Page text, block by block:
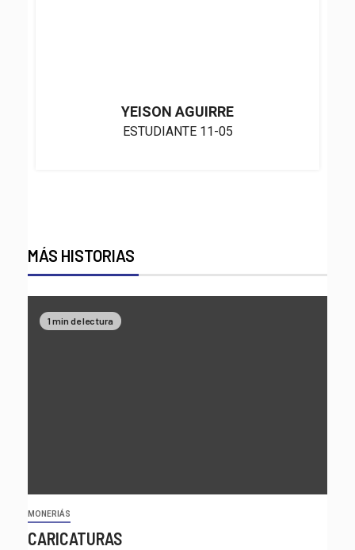
YEISON AGUIRRE
ESTUDIANTE 11-05
MÁS HISTORIAS
1 min de lectura
MONERIÁS
CARICATURAS